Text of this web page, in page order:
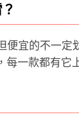
便宜的不一定
一款都有它